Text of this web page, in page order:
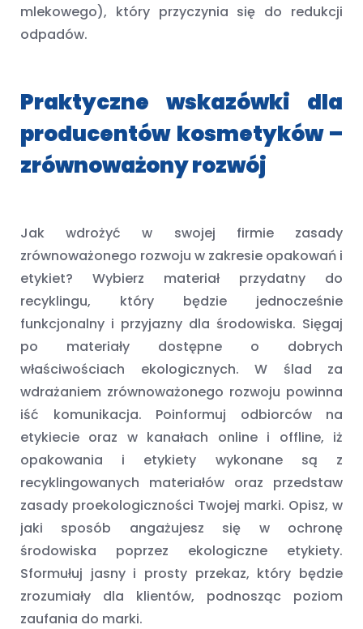
mlekowego), który przyczynia się do redukcji
odpadów.
Praktyczne wskazówki dla
producentów kosmetyków –
zrównoważony rozwój
Jak wdrożyć w swojej firmie zasady
zrównoważonego rozwoju w zakresie opakowań i
etykiet? Wybierz materiał przydatny do
recyklingu, który będzie jednocześnie
funkcjonalny i przyjazny dla środowiska. Sięgaj
po materiały dostępne o dobrych
właściwościach ekologicznych. W ślad za
wdrażaniem zrównoważonego rozwoju powinna
iść komunikacja. Poinformuj odbiorców na
etykiecie oraz w kanałach online i offline, iż
opakowania i etykiety wykonane są z
recyklingowanych materiałów oraz przedstaw
zasady proekologiczności Twojej marki. Opisz, w
jaki sposób angażujesz się w ochronę
środowiska poprzez ekologiczne etykiety.
Sformułuj jasny i prosty przekaz, który będzie
zrozumiały dla klientów, podnosząc poziom
zaufania do marki.